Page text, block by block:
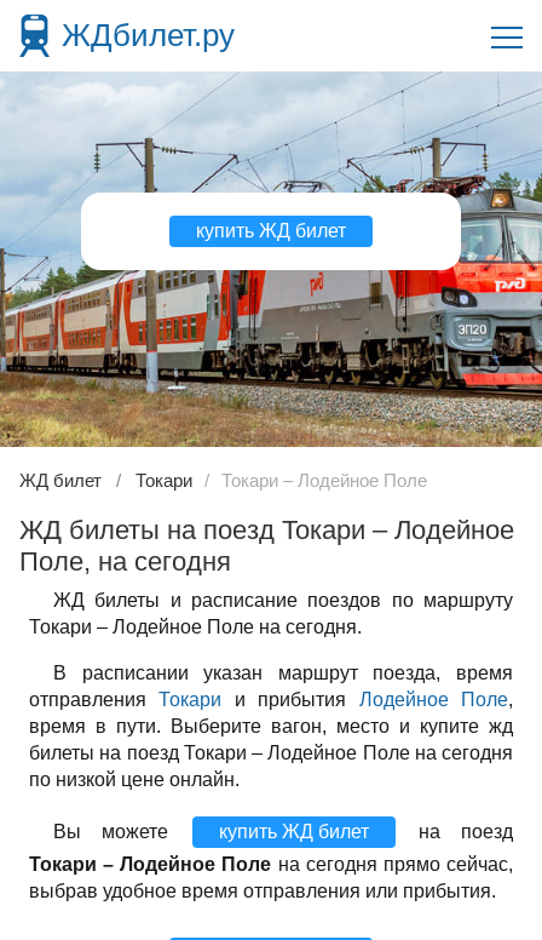
ЖДбилет.ру
купить ЖД билет
ЖД билет Токари Токари – Лодейное Поле
ЖД билеты на поезд Токари – Лодейное
Поле, на сегодня
ЖД билеты и расписание поездов по маршруту
Токари – Лодейное Поле на сегодня.
В расписании указан маршрут поезда, время
отправленияТокари и прибытия Лодейное Поле,
время в пути. Выберите вагон, место и купите жд
билеты на поезд Токари – Лодейное Поле на сегодня
по низкой цене онлайн.
Вы можете купить ЖД билет
на поезд
Токари – Лодейное Поле на сегодня прямо сейчас,
выбрав удобное время отправления или прибытия.